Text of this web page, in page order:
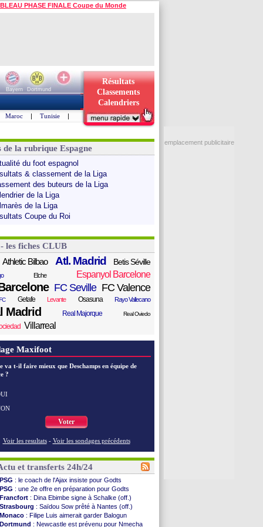
PHASE FINALE Coupe du Monde
Bayern
Dortmund
Résultats
Classements
Calendriers
Maroc | Tunisie |
de la rubrique Espagne
du foot espagnol
& classement de la Liga
des buteurs de la Liga
de la Liga
de la Liga
Coupe du Roi
les fiches CLUB
Athletic Bilbao Atl. Madrid Betis Séville
Elche Espanyol Barcelone
FC Seville FC Valence
Getafe Levante Osasuna Rayo Vallecano
Madrid Real Majorque Real Oviedo
Villarreal
Maxifoot
va t-il faire mieux que Deschamps en équipe de
?
Voter
Voir les resultats - Voir les sondages précédents
et transferts 24h/24
PSG : le coach de l'Ajax insiste pour Godts
PSG : une 2e offre en préparation pour Godts
Francfort : Dina Ebimbe signe à Schalke (off.)
Strasbourg : Saïdou Sow prêté à Nantes (off.)
Monaco : Filipe Luis aimerait garder Balogun
Dortmund : Newcastle est prévenu pour Nmecha
emplacement publicitaire